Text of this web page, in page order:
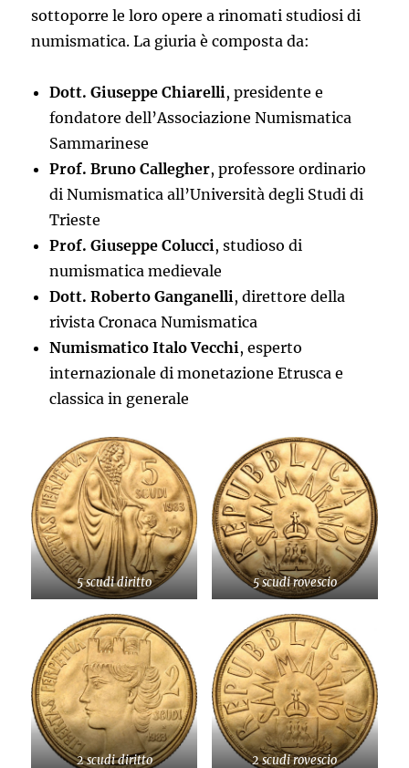
sottoporre le loro opere a rinomati studiosi di
numismatica. La giuria è composta da:
Dott. Giuseppe Chiarelli, presidente e
fondatore dell’Associazione Numismatica
Sammarinese
Prof. Bruno Callegher, professore ordinario
di Numismatica all’Università degli Studi di
Trieste
Prof. Giuseppe Colucci, studioso di
numismatica medievale
Dott. Roberto Ganganelli, direttore della
rivista Cronaca Numismatica
Numismatico Italo Vecchi, esperto
internazionale di monetazione Etrusca e
classica in generale
5 scudi diritto 5 scudi rovescio
2 scudi diritto 2 scudi rovescio